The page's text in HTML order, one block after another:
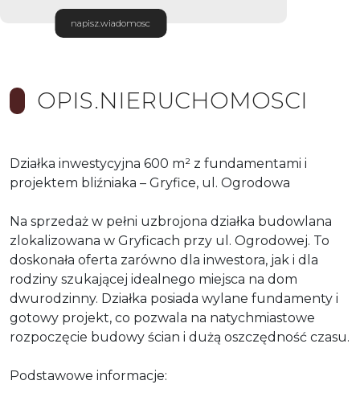
napisz.wiadomosc
OPIS.NIERUCHOMOSCI
Działka inwestycyjna 600 m² z fundamentami i
projektem bliźniaka – Gryfice, ul. Ogrodowa
Na sprzedaż w pełni uzbrojona działka budowlana
zlokalizowana w Gryficach przy ul. Ogrodowej. To
doskonała oferta zarówno dla inwestora, jak i dla
rodziny szukającej idealnego miejsca na dom
dwurodzinny. Działka posiada wylane fundamenty i
gotowy projekt, co pozwala na natychmiastowe
rozpoczęcie budowy ścian i dużą oszczędność czasu.
Podstawowe informacje: